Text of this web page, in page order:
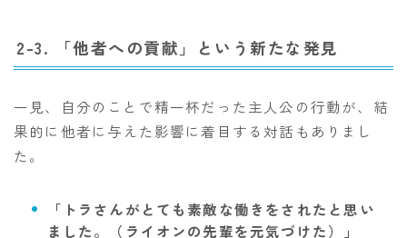
2-3. 「他者への貢献」という新たな発見
一見、自分のことで精一杯だった主人公の行動が、結
果的に他者に与えた影響に着目する対話もありまし
た。
「トラさんがとても素敵な働きをされたと思い
ました。（ライオンの先輩を元気づけた）」